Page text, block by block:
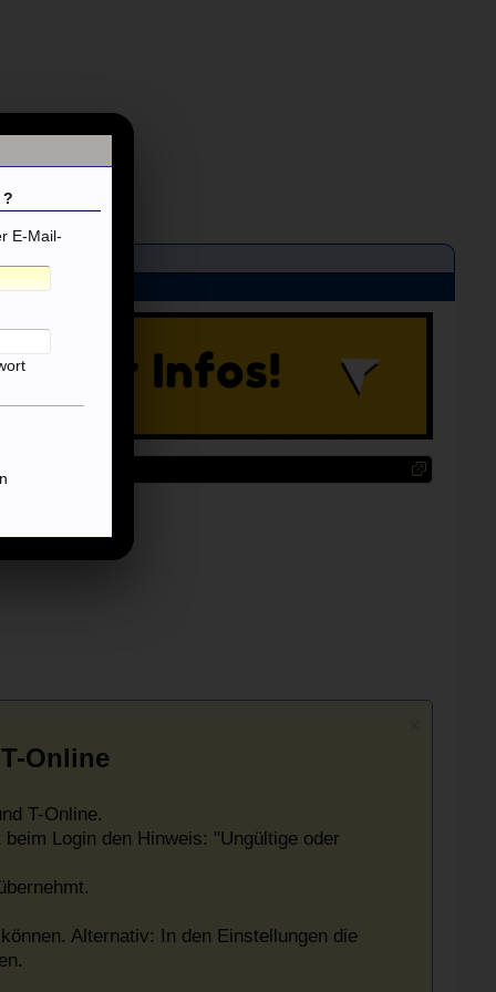
Online
T-Online.
Login den Hinweis: "Ungültige oder
Alternativ: In den Einstellungen die
E-Mail-